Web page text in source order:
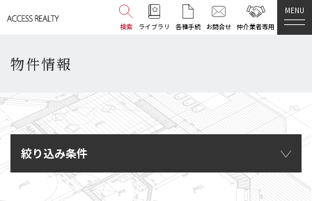
検索 ライブラリ 各種手続 お問合せ 仲介業者専用
MENU
物件情報
絞り込み条件